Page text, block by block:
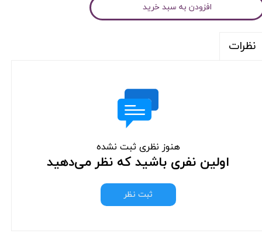
افزودن به سبد خرید
نظرات
هنوز نظری ثبت نشده
اولین نفری باشید که نظر می‌دهید
ثبت نظر